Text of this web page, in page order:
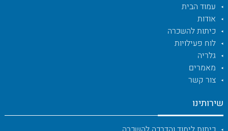
עמוד הבית
אודות
כיתות להשכרה
לוח פעילויות
גלריה
מאמרים
צור קשר
שירותינו